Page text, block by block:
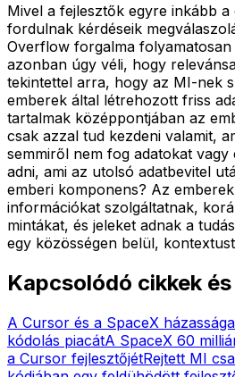
Mivel a fejlesztők egyre inkább
fordulnak kérdéseik
Overflow forgalma
azonban úgy véli, hogy
tekintettel arra, hogy az MI-nek
emberek által létrehozott friss
tartalmak középpontjában az
csak azzal tud kezdeni valamit,
semmiről nem fog adatokat vagy
adni, ami az utolsó adatbevitel
emberi komponens? Az
információkat szolgáltatnak,
mintákat, és jeleket adnak a
egy közösségen belül,
Kapcsolódó cikkek
A Cursor és a SpaceX
kódolás piacátA SpaceX 60
a Cursor fejlesztőjétRejtett MI